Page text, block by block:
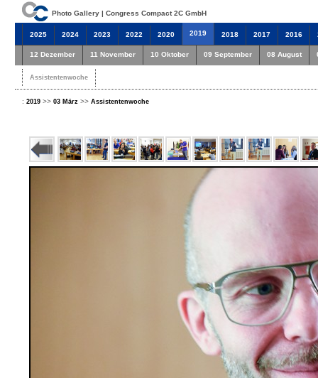
Photo Gallery | Congress Compact 2C GmbH
2025 2024 2023 2022 2020 2019 2018 2017 2016
12 Dezember 11 November 10 Oktober 09 September 08 August
Assistentenwoche
: 2019 >> 03 März >> Assistentenwoche